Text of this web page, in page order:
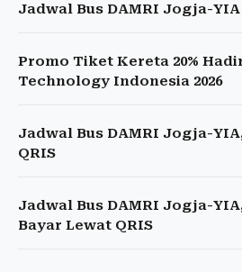
Jadwal Bus DAMRI Jogja-
Promo Tiket Kereta 20%
Technology Indonesia 2026
Jadwal Bus DAMRI Jogja-
QRIS
Jadwal Bus DAMRI Jogja-YIA,
Bayar Lewat QRIS